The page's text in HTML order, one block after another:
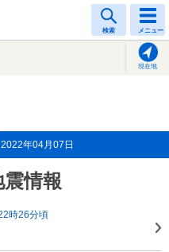
検索 メニュー
現在地
2022年04月07日
情報
時26分頃